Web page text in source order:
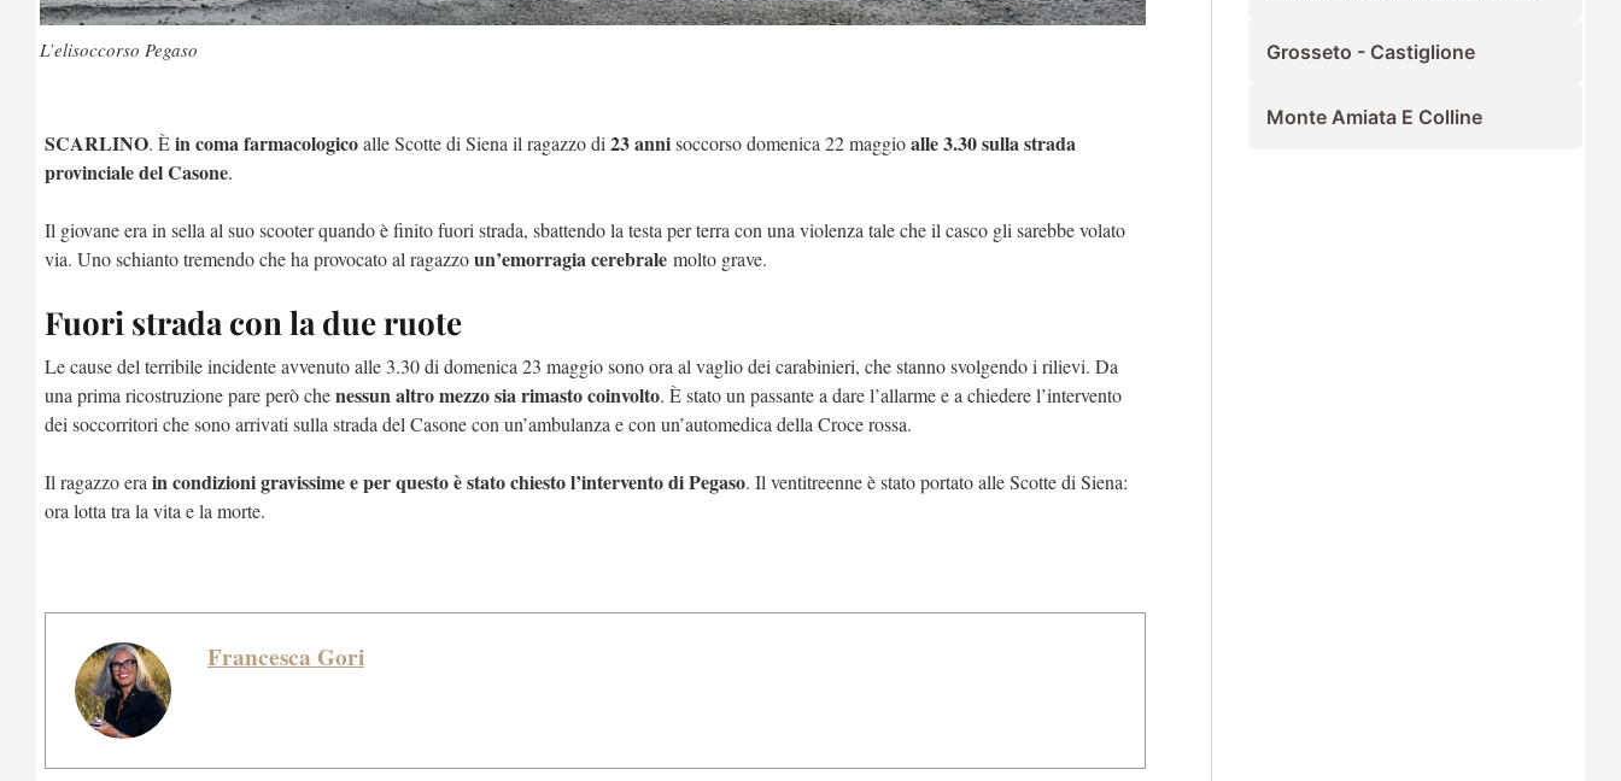
L’elisoccorso Pegaso
SCARLINO. Èin coma farmacologicoalle Scotte di Siena il ragazzo di 23 annisoccorso domenica 22 maggioalle 3.30 sulla strada
provinciale del Casone.
Il giovane era in sella al suo scooter quando è finito fuori strada, sbattendo la testa per terra con una violenza tale che il casco gli sarebbe volato
via. Uno schianto tremendo che ha provocato al ragazzoun’emorragia cerebrale molto grave.
Fuori strada con la due ruote
Le cause del terribile incidente avvenuto alle 3.30 di domenica 23 maggio sono ora al vaglio dei carabinieri, che stanno svolgendo i rilievi. Da
una prima ricostruzione pare però chenessun altro mezzo sia rimasto coinvolto. È stato un passante a dare l’allarme e a chiedere l’intervento
dei soccorritori che sono arrivati sulla strada del Casone con un’ambulanza e con un’automedica della Croce rossa.
Il ragazzo era in condizioni gravissime e per questo è stato chiesto l’intervento di Pegaso. Il ventitreenne è stato portato alle Scotte di Siena:
ora lotta tra la vita e la morte.
Francesca Gori
Grosseto - Castiglione
Monte Amiata E Colline